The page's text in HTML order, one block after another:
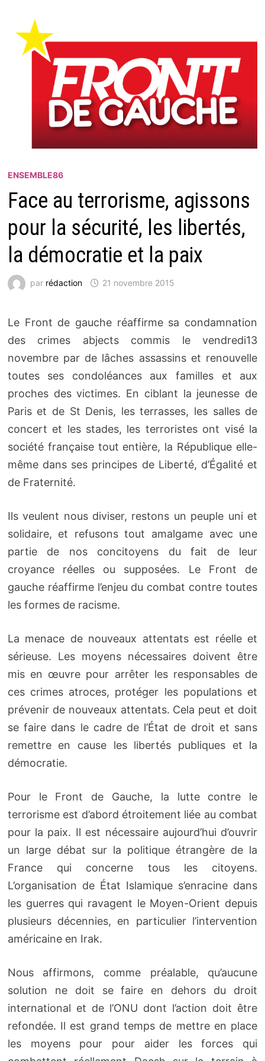
ENSEMBLE86
Face au terrorisme, agissons
pour la sécurité, les libertés,
la démocratie et la paix
par rédaction 21 novembre 2015
Le Front de gauche réaffirme sa condamnation
des crimes abjects commis le vendredi13
novembre par de lâches assassins et renouvelle
toutes ses condoléances aux familles et aux
proches des victimes. En ciblant la jeunesse de
Paris et de St Denis, les terrasses, les salles de
concert et les stades, les terroristes ont visé la
société française tout entière, la République elle-
même dans ses principes de Liberté, d’Égalité et
de Fraternité.
Ils veulent nous diviser, restons un peuple uni et
solidaire, et refusons tout amalgame avec une
partie de nos concitoyens du fait de leur
croyance réelles ou supposées. Le Front de
gauche réaffirme l’enjeu du combat contre toutes
les formes de racisme.
La menace de nouveaux attentats est réelle et
sérieuse. Les moyens nécessaires doivent être
mis en œuvre pour arrêter les responsables de
ces crimes atroces, protéger les populations et
prévenir de nouveaux attentats. Cela peut et doit
se faire dans le cadre de l’État de droit et sans
remettre en cause les libertés publiques et la
démocratie.
Pour le Front de Gauche, la lutte contre le
terrorisme est d’abord étroitement liée au combat
pour la paix. Il est nécessaire aujourd’hui d’ouvrir
un large débat sur la politique étrangère de la
France qui concerne tous les citoyens.
L’organisation de État Islamique s’enracine dans
les guerres qui ravagent le Moyen-Orient depuis
plusieurs décennies, en particulier l’intervention
américaine en Irak.
Nous affirmons, comme préalable, qu’aucune
solution ne doit se faire en dehors du droit
international et de l’ONU dont l’action doit être
refondée. Il est grand temps de mettre en place
les moyens pour pour aider les forces qui